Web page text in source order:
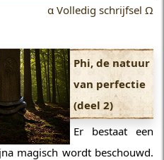
α Volledig schrijfsel Ω
Phi, de natuur
van perfectie
(deel 2)
Er bestaat een
magisch wordt beschouwd.